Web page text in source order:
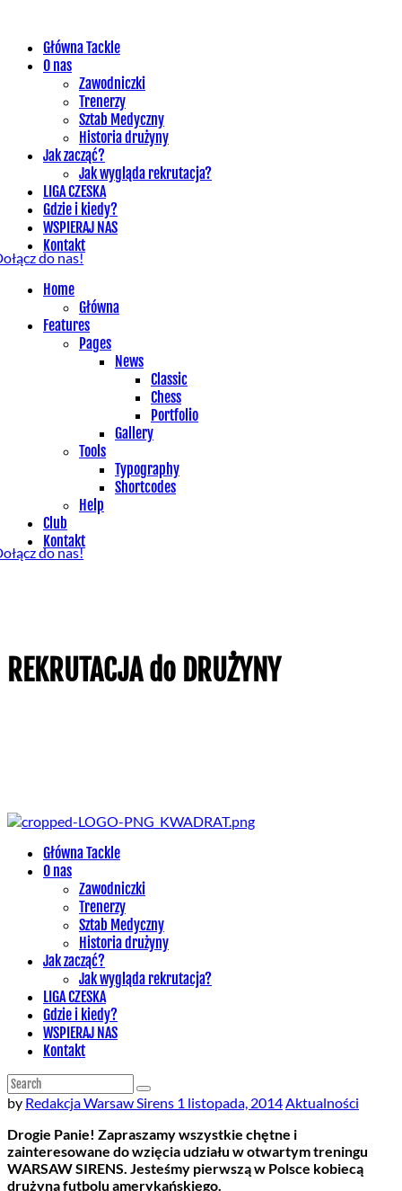
Główna Tackle
O nas
Zawodniczki
Trenerzy
Sztab Medyczny
Historia drużyny
Jak zacząć?
Jak wygląda rekrutacja?
LIGA CZESKA
Gdzie i kiedy?
WSPIERAJ NAS
Kontakt
do nas!
Home
Główna
Features
Pages
News
Classic
Chess
Portfolio
Gallery
Tools
Typography
Shortcodes
Help
Club
Kontakt
do nas!
REKRUTACJA do DRUŻYNY
Główna Tackle
O nas
Zawodniczki
Trenerzy
Sztab Medyczny
Historia drużyny
Jak zacząć?
Jak wygląda rekrutacja?
LIGA CZESKA
Gdzie i kiedy?
WSPIERAJ NAS
Kontakt
by Redakcja Warsaw Sirens 1 listopada, 2014Aktualności
Drogie Panie! Zapraszamy wszystkie chętne i
zainteresowane do wzięcia udziału w otwartym treningu
WARSAW SIRENS. Jesteśmy pierwszą w Polsce kobiecą
drużyną futbolu amerykańskiego.